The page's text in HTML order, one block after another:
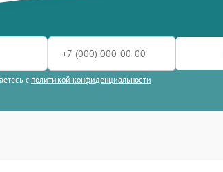
с политикой конфиденциальности